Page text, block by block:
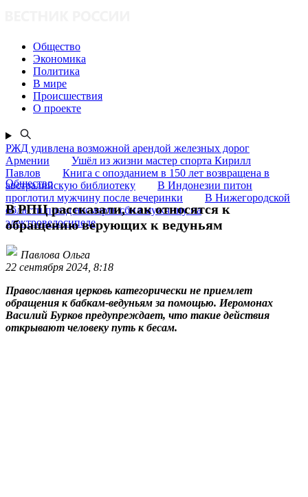
Общество
Экономика
Политика
В мире
Происшествия
О проекте
РЖД удивлена возможной арендой железных дорог
Армении
Ушёл из жизни мастер спорта Кирилл
Павлов
Книга с опозданием в 150 лет возвращена в
австралийскую библиотеку
В Индонезии питон
проглотил мужчину после вечеринки
В Нижегородской
области поезд насмерть сбил мужчину на
электровелосипеде
Общество
В РПЦ рассказали, как относятся к
обращению верующих к ведуньям
Павлова Ольга
22 сентября 2024, 8:18
Православная церковь категорически не приемлет
обращения к бабкам-ведуньям за помощью. Иеромонах
Василий Бурков предупреждает, что такие действия
открывают человеку путь к бесам.